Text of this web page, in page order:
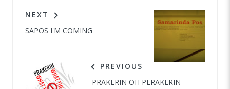
NEXT
SAPOS I'M COMING
PREVIOUS
PRAKERIN OH PERAKERIN